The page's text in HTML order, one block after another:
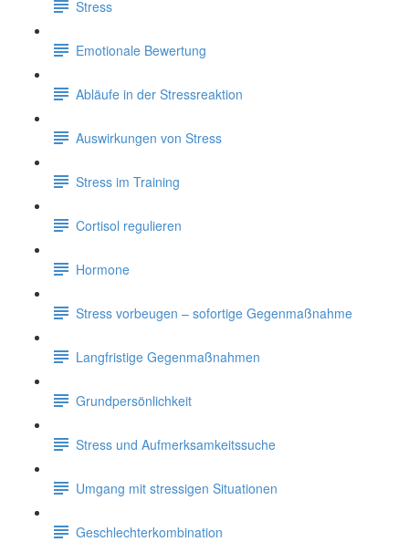
Stress
Emotionale Bewertung
Abläufe in der Stressreaktion
Auswirkungen von Stress
Stress im Training
Cortisol regulieren
Hormone
Stress vorbeugen – sofortige Gegenmaßnahme
Langfristige Gegenmaßnahmen
Grundpersönlichkeit
Stress und Aufmerksamkeitssuche
Umgang mit stressigen Situationen
Geschlechterkombination